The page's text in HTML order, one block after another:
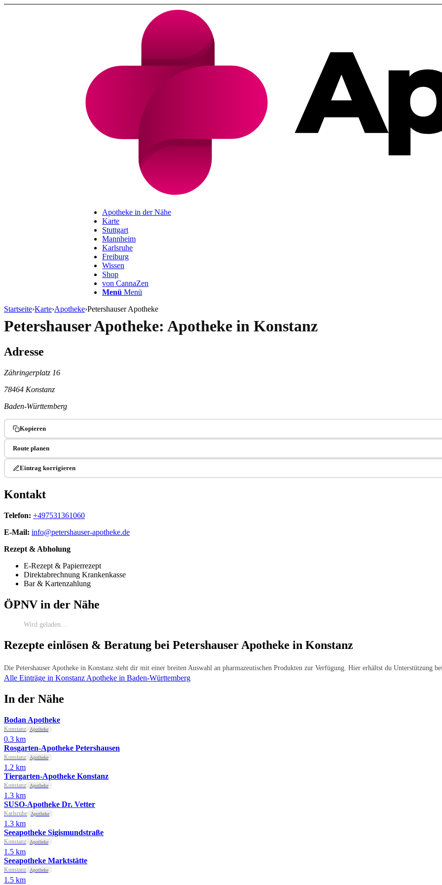
Apotheke in der Nähe
Karte
Stuttgart
Mannheim
Karlsruhe
Freiburg
Wissen
Shop
von CannaZen
Menü Menü
Startseite›Karte›Apotheke›Petershauser Apotheke
Petershauser Apotheke: Apotheke in Konstanz
Adresse
Zähringerplatz 16
78464 Konstanz
Baden-Württemberg
Kopieren
Route planen
Eintrag korrigieren
Kontakt
Telefon: +497531361060
E-Mail: info@petershauser-apotheke.de
Rezept & Abholung
E-Rezept & Papierrezept
Direktabrechnung Krankenkasse
Bar & Kartenzahlung
ÖPNV in der Nähe
Wird geladen…
Rezepte einlösen & Beratung bei Petershauser Apotheke in Konstanz
Die Petershauser Apotheke in Konstanz steht dir mit einer breiten Auswahl an pharmazeutischen Produkten zur Verfügung. Hier erhältst du Unterstützung
Alle Einträge in Konstanz Apotheke in Baden-Württemberg
In der Nähe
Bodan Apotheke
Konstanz Apotheke
0.3 km
Rosgarten-Apotheke Petershausen
Konstanz Apotheke
1.2 km
Tiergarten-Apotheke Konstanz
Konstanz Apotheke
1.3 km
SUSO-Apotheke Dr. Vetter
Karlsruhe Apotheke
1.3 km
Seeapotheke Sigismundstraße
Konstanz Apotheke
1.5 km
Seeapotheke Marktstätte
Konstanz Apotheke
1.5 km